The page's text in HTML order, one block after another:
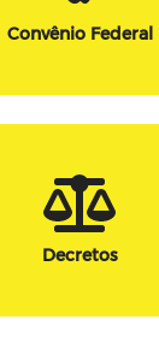
Convênio Federal
Decretos